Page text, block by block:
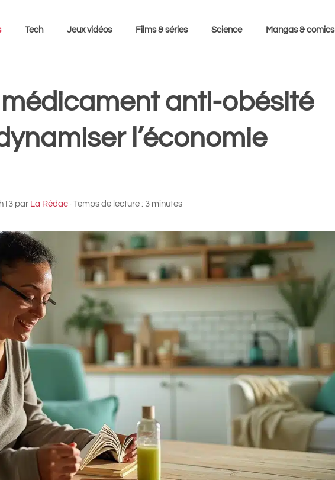
Tech Jeux vidéos Films & séries Science Mangas & comics
anti-obésité
l’économie
par La Rédac · Temps de lecture : 3 minutes